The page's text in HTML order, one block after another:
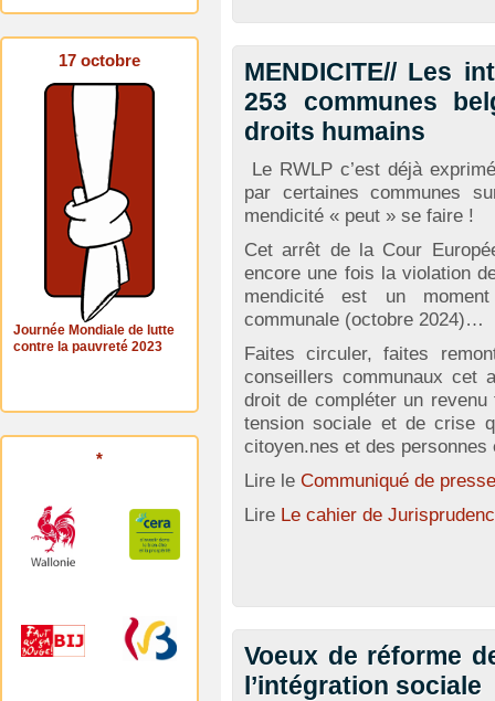
17 octobre
Journée Mondiale de lutte
contre la pauvreté 2023
*
MENDICITE// Les
253 communes
droits humains
Le RWLP c’est déjà
par certaines communes
mendicité « peut » se faire !
Cet arrêt de la Cour
encore une fois la violation
mendicité est un
communale (octobre 2024)…
Faites circuler, faites
conseillers communaux cet
droit de compléter un
tension sociale et de crise
citoyen.nes et des
Lire le Communiqué de presse
Lire Le cahier de
Voeux de réforme
l’intégration sociale